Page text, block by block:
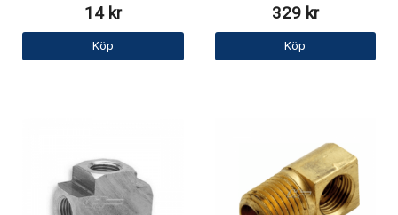
14 kr
Köp
329 kr
Köp